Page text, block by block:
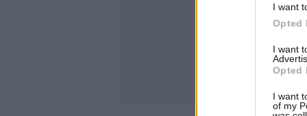
I want
Opted
I want
Opted
I want
of my